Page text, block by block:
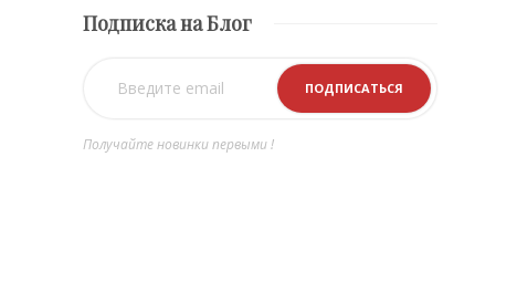
Подписка на Блог
Получайте новинки первыми !